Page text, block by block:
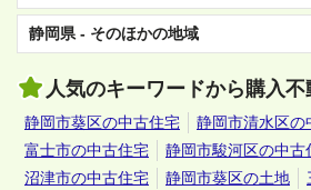
静岡県 - そのほかの地域
人気のキーワードから購入
静岡市葵区の中古住宅
静岡市清水区の
富士市の中古住宅
静岡市駿河区の中古
沼津市の中古住宅
静岡市葵区の土地